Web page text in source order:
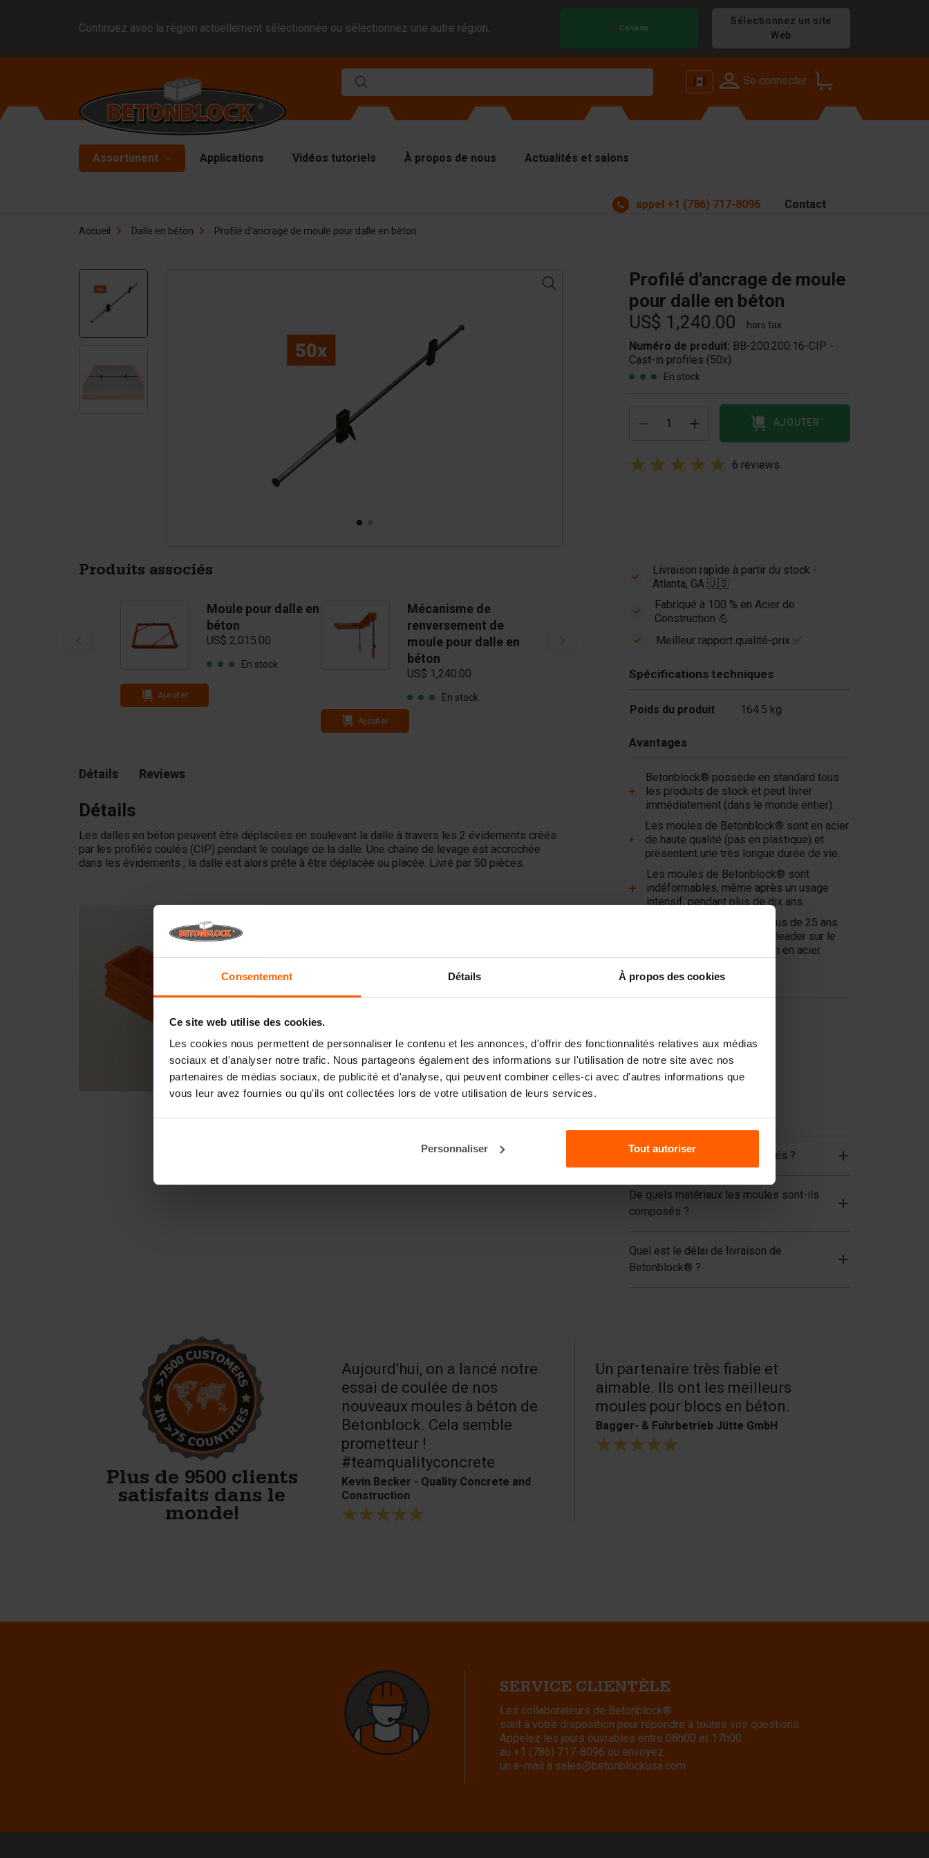
Consentement Détails À propos des cookies
Ce site web utilise des cookies.
Les cookies nous permettent de personnaliser le contenu et les annonces, d'offrir des fonctionnalités relatives aux médias
sociaux et d'analyser notre trafic. Nous partageons également des informations sur l'utilisation de notre site avec nos
partenaires de médias sociaux, de publicité et d'analyse, qui peuvent combiner celles-ci avec d'autres informations que
vous leur avez fournies ou qu'ils ont collectées lors de votre utilisation de leurs services.
Personnaliser Tout autoriser
Continuez avec la région actuellement sélectionnée ou sélectionnez une autre région. Canada
Sélectionnez un site
Web
Se connecter
Assortiment
Block formliners
Barrières
Dalle en béton
Murs de soutènement
Diviseurs et inserts
Pièces de rechange
Applications Vidéos tutoriels À propos de nous Actualités et salons
appel +1 (786) 717-8096 Contact
Accueil Dalle en béton Profilé d'ancrage de moule pour dalle en béton
Profilé d'ancrage de moule
pour dalle en béton
US$ 1,240.00
hors tax
Numéro de produit: BB-200.200.16-CIP -
Cast-in profiles (50x)
En stock
AJOUTER
6 reviews
Produits associés
Moule pour dalle en
béton
US$ 2,015.00
En stock
Ajouter
Mécanisme de
renversement de
moule pour dalle en
béton
US$ 1,240.00
En stock
Ajouter
Détails Reviews
Détails
Les dalles en béton peuvent être déplacées en soulevant la dalle à travers les 2 évidements créés
par les profilés coulés (CIP) pendant le coulage de la dalle. Une chaîne de levage est accrochée
dans les évidements ; la dalle est alors prête à être déplacée ou placée. Livré par 50 pièces.
Livraison rapide à partir du stock -
Atlanta, GA 🇺🇸
Fabriqué à 100 % en Acier de
Construction 💪
Meilleur rapport qualité-prix ✅
Spécifications techniques
Poids du produit 164.5 kg
Avantages
Betonblock® possède en standard tous
les produits de stock et peut livrer
immédiatement (dans le monde entier).
Les moules de Betonblock® sont en acier
de haute qualité (pas en plastique) et
présentent une très longue durée de vie.
Les moules de Betonblock® sont
indéformables, même après un usage
intensif, pendant plus de dix ans.
Betonblock® est depuis plus de 25 ans
déjà un partenaire fiable et leader sur le
marché des moules à béton en acier.
Liens utiles
Accessoires
Pièces de rechange
FAQ
Les blocs doivent-ils être armés ?
De quels matériaux les moules sont-ils
composés ?
Quel est le délai de livraison de
Betonblock® ?
Plus de 9500 clients
satisfaits dans le
monde!
Ce sont d'excellents moules à
béton. Je suis très content du
résultat du bloc.
Bob Hagerman - Hagerman Pre Cast
Aujourd'hui, on a lancé notre
essai de coulée de nos
nouveaux moules à béton de
Betonblock. Cela semble
prometteur !
#teamqualityconcrete
Kevin Becker - Quality Concrete and
Construction
Un partenaire très fiable et
aimable. Ils ont les meilleurs
moules pour blocs en béton.
Bagger- & Fuhrbetrieb Jütte GmbH
SERVICE CLIENTÈLE
Les collaborateurs de Betonblock®
sont à votre disposition pour répondre à toutes vos questions.
Appelez les jours ouvrables entre 08h00 et 17h00
au +1 (786) 717-8096 ou envoyez
un e-mail à sales@betonblockusa.com